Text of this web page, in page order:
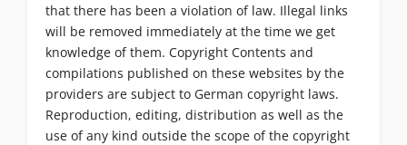
that there has been a violation of law. Illegal links
will be removed immediately at the time we get
knowledge of them. Copyright Contents and
compilations published on these websites by the
providers are subject to German copyright laws.
Reproduction, editing, distribution as well as the
use of any kind outside the scope of the copyright